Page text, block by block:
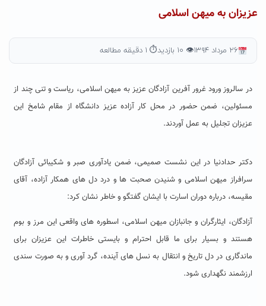
عزیزان به میهن اسلامی
۲۶ مرداد ۱۳۹۴ 👁 ۱۰ بازدید ⏱ ۱ دقیقه مطالعه
در سالروز ورود غرور آفرین آزادگان عزیز به میهن اسلامی، ریاست و تنی چند از
مسئولین، ضمن حضور در محل کار آزاده عزیز دانشگاه از مقام شامخ این
عزیزان تجلیل به عمل آوردند.
دکتر حدادنیا در این نشست صمیمی، ضمن یادآوری صبر و شکیبائی آزادگان
سرافراز میهن اسلامی و شنیدن صحبت ها و درد دل های همکار آزاده، آقای
مقیسه، درباره دوران اسارت با ایشان گفتگو و خاطر نشان کرد:
آزادگان، ایثارگران و جانبازان میهن اسلامی، اسطوره های واقعی این مرز و بوم
هستند و بسیار برای ما قابل احترام و بایستی خاطرات این عزیزان برای
ماندگاری در دل تاریخ و انتقال به نسل های آینده، گرد آوری و به صورت سندی
ارزشمند نگهداری شود.